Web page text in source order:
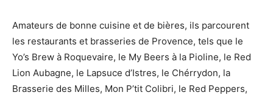
Amateurs de bonne cuisine et de bières, ils parcourent
les restaurants et brasseries de Provence, tels que le
Yo’s Brew à Roquevaire, le My Beers à la Pioline, le Red
Lion Aubagne, le Lapsuce d’Istres, le Chérrydon, la
Brasserie des Milles, Mon P’tit Colibri, le Red Peppers,